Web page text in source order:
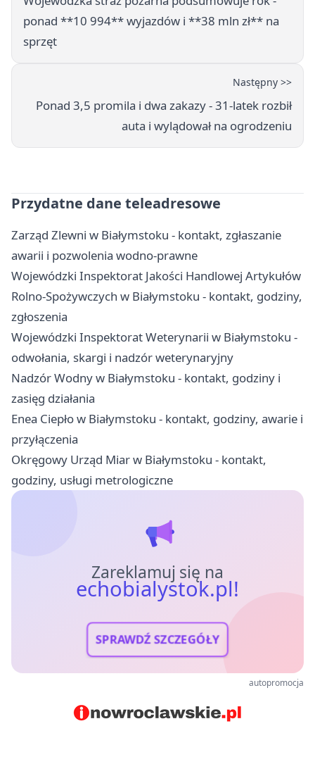
ponad **10 994** wyjazdów i **38 mln zł** na
sprzęt
Następny >>
Ponad 3,5 promila i dwa zakazy - 31-latek rozbił
auta i wylądował na ogrodzeniu
Przydatne dane teleadresowe
Zarząd Zlewni w Białymstoku - kontakt, zgłaszanie
awarii i pozwolenia wodno-prawne
Wojewódzki Inspektorat Jakości Handlowej Artykułów
Rolno-Spożywczych w Białymstoku - kontakt, godziny,
zgłoszenia
Wojewódzki Inspektorat Weterynarii w Białymstoku -
odwołania, skargi i nadzór weterynaryjny
Nadzór Wodny w Białymstoku - kontakt, godziny i
zasięg działania
Enea Ciepło w Białymstoku - kontakt, godziny, awarie i
przyłączenia
Okręgowy Urząd Miar w Białymstoku - kontakt,
godziny, usługi metrologiczne
Zareklamuj się na
echobialystok.pl!
SPRAWDŹ SZCZEGÓŁY
autopromocja